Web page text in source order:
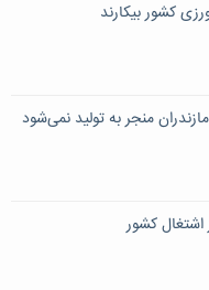
منجر به تولید نمی‌شود